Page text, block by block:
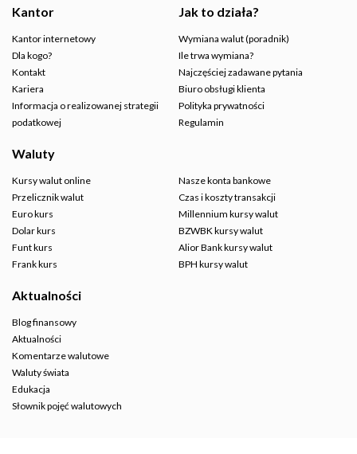
Kantor
Kantor internetowy
Dla kogo?
Kontakt
Kariera
Informacja o realizowanej strategii
podatkowej
Jak to działa?
Wymiana walut (poradnik)
Ile trwa wymiana?
Najczęściej zadawane pytania
Biuro obsługi klienta
Polityka prywatności
Regulamin
Waluty
Kursy walut online
Przelicznik walut
Euro kurs
Dolar kurs
Funt kurs
Frank kurs
Nasze konta bankowe
Czas i koszty transakcji
Millennium kursy walut
BZWBK kursy walut
Alior Bank kursy walut
BPH kursy walut
Aktualności
Blog finansowy
Aktualności
Komentarze walutowe
Waluty świata
Edukacja
Słownik pojęć walutowych